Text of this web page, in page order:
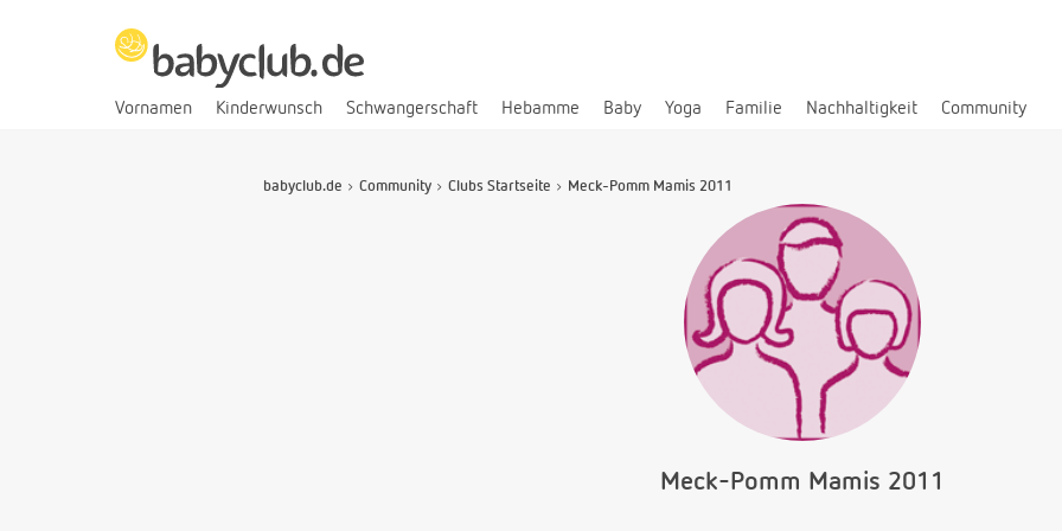
Vornamen Kinderwunsch Schwangerschaft Hebamme Baby Yoga Familie Nachhaltigkeit Community
babyclub.de Community Clubs Startseite Meck-Pomm Mamis 2011
Meck-Pomm Mamis 2011